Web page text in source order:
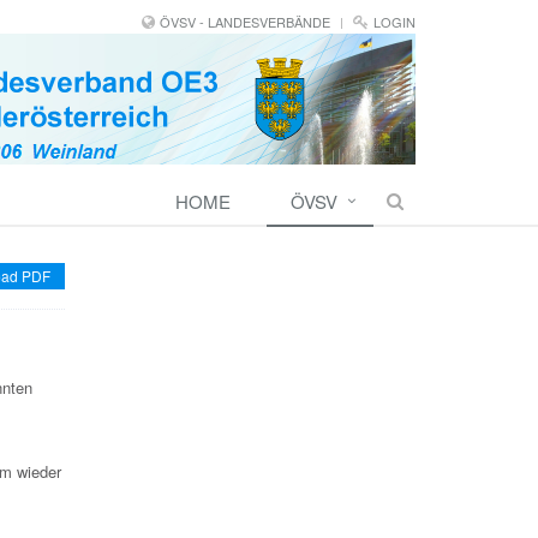
ÖVSV - LANDESVERBÄNDE LOGIN
HOME ÖVSV
PDF
wieder